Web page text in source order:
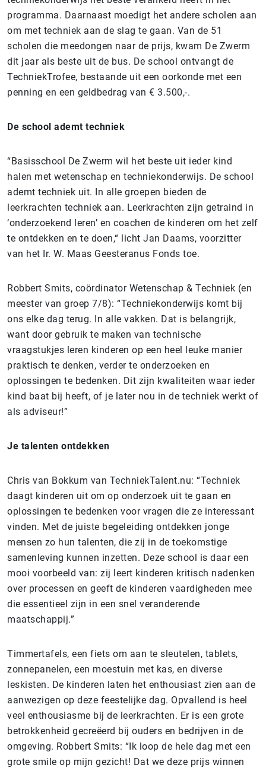
programma. Daarnaast moedigt het andere scholen aan
om met techniek aan de slag te gaan. Van de 51
scholen die meedongen naar de prijs, kwam De Zwerm
dit jaar als beste uit de bus. De school ontvangt de
TechniekTrofee, bestaande uit een oorkonde met een
penning en een geldbedrag van € 3.500,-.
De school ademt techniek
“Basisschool De Zwerm wil het beste uit ieder kind
halen met wetenschap en techniekonderwijs. De school
ademt techniek uit. In alle groepen bieden de
leerkrachten techniek aan. Leerkrachten zijn getraind in
‘onderzoekend leren’ en coachen de kinderen om het zelf
te ontdekken en te doen,“ licht Jan Daams, voorzitter
van het Ir. W. Maas Geesteranus Fonds toe.
Robbert Smits, coördinator Wetenschap & Techniek (en
meester van groep 7/8): “Techniekonderwijs komt bij
ons elke dag terug. In alle vakken. Dat is belangrijk,
want door gebruik te maken van technische
vraagstukjes leren kinderen op een heel leuke manier
praktisch te denken, verder te onderzoeken en
oplossingen te bedenken. Dit zijn kwaliteiten waar ieder
kind baat bij heeft, of je later nou in de techniek werkt of
als adviseur!”
Je talenten ontdekken
Chris van Bokkum van TechniekTalent.nu: “Techniek
daagt kinderen uit om op onderzoek uit te gaan en
oplossingen te bedenken voor vragen die ze interessant
vinden. Met de juiste begeleiding ontdekken jonge
mensen zo hun talenten, die zij in de toekomstige
samenleving kunnen inzetten. Deze school is daar een
mooi voorbeeld van: zij leert kinderen kritisch nadenken
over processen en geeft de kinderen vaardigheden mee
die essentieel zijn in een snel veranderende
maatschappij.”
Timmertafels, een fiets om aan te sleutelen, tablets,
zonnepanelen, een moestuin met kas, en diverse
leskisten. De kinderen laten het enthousiast zien aan de
aanwezigen op deze feestelijke dag. Opvallend is heel
veel enthousiasme bij de leerkrachten. Er is een grote
betrokkenheid gecreëerd bij ouders en bedrijven in de
omgeving. Robbert Smits: “Ik loop de hele dag met een
grote smile op mijn gezicht! Dat we deze prijs winnen